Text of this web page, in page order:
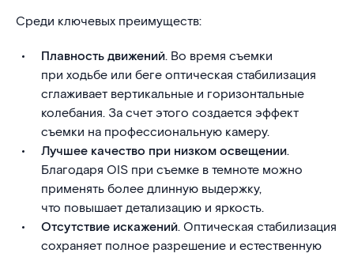
Среди ключевых преимуществ:
Плавность движений. Во время съемки
при ходьбе или беге оптическая стабилизация
сглаживает вертикальные и горизонтальные
колебания. За счет этого создается эффект
съемки на профессиональную камеру.
Лучшее качество при низком освещении.
Благодаря OIS при съемке в темноте можно
применять более длинную выдержку,
что повышает детализацию и яркость.
Отсутствие искажений. Оптическая стабилизация
сохраняет полное разрешение и естественную